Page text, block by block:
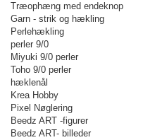
Træophæng med endeknop
Garn - strik og hækling
Perlehækling
perler 9/0
Miyuki 9/0 perler
Toho 9/0 perler
hæklenål
Krea Hobby
Pixel Nøglering
Beedz ART -figurer
Beedz ART- billeder